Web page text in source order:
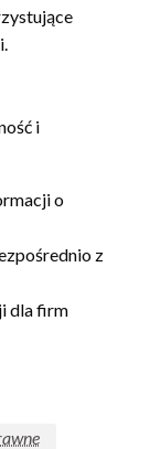
i
o
z
dla firm